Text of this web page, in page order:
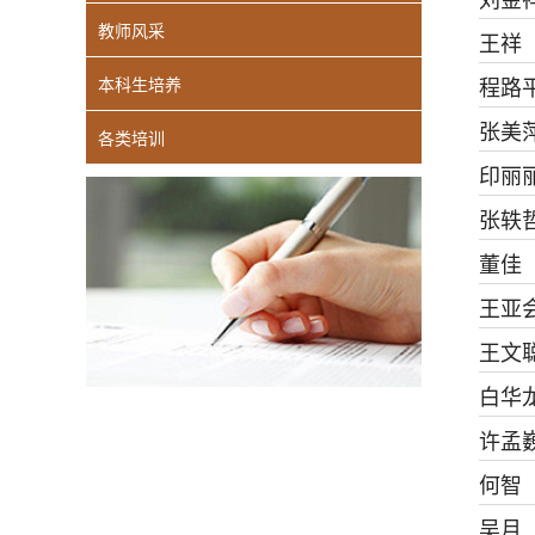
教师风采
本科生培养
各类培训
王祥
程路
张美
印丽
张轶
董佳
王亚
王文
白华
许孟
何智
吴月